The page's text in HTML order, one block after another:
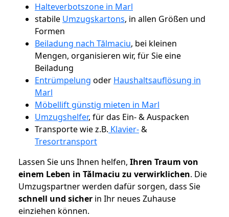
Halteverbotszone in Marl
stabile Umzugskartons, in allen Größen und
Formen
Beiladung nach Tălmaciu, bei kleinen
Mengen, organisieren wir, für Sie eine
Beiladung
Entrümpelung oder Haushaltsauflösung in
Marl
Möbellift günstig mieten in Marl
Umzugshelfer, für das Ein- & Auspacken
Transporte wie z.B. Klavier-&
Tresortransport
Lassen Sie uns Ihnen helfen, Ihren Traum von
einem Leben in Tălmaciu zu verwirklichen. Die
Umzugspartner werden dafür sorgen, dass Sie
schnell und sicher in Ihr neues Zuhause
einziehen können.